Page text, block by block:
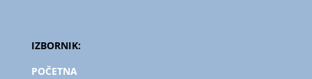
IZBORNIK:
POČETNA